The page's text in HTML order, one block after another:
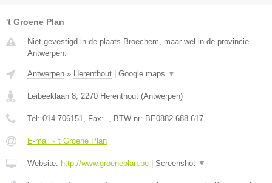
't Groene Plan
Niet gevestigd in de plaats Broechem, maar wel in de provincie
Antwerpen.
Antwerpen » Herenthout Google maps ▼
Leibeeklaan 8, 2270 Herenthout (Antwerpen)
Tel: 014-706151, Fax: -, BTW-nr: BE0882 688 617
E-mail › 't Groene Plan
Website: http://www.groeneplan.be Screenshot ▼